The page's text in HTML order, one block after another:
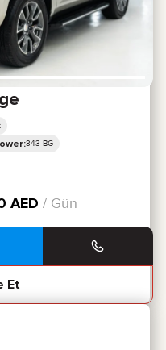
343 BG
AED / Gün
Et